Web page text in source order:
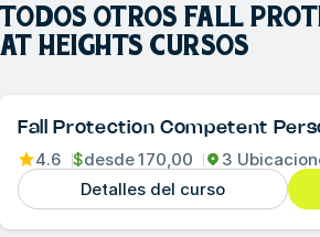
TODOS OTROS FALL
AT HEIGHTS CURSOS
Fall Protection Competent
4.6 $desde170,00
3
Detalles del curso